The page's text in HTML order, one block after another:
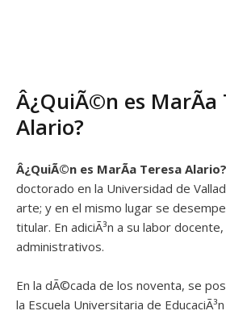
Â¿QuiÃ©n es MarÃ­a
Alario?
Â¿QuiÃ©n es MarÃ­a Teresa Alario?
doctorado en la Universidad de
arte; y en el mismo lugar se
titular. En adiciÃ³n a su labor
administrativos.
En la dÃ©cada de los noventa, se
la Escuela Universitaria de